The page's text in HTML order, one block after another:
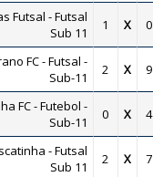
Futsal - Futsal
Sub 11
1 X 0
FC - Futsal -
Sub-11
2 X 9
FC - Futebol -
Sub-11
0 X 4
- Futsal
Sub 11
2 X 7